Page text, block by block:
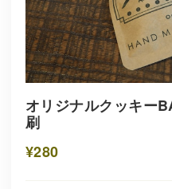
オリジナルクッキー
刷
¥280